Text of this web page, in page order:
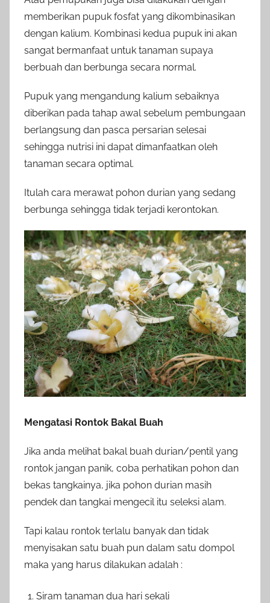
memberikan pupuk fosfat yang dikombinasikan
dengan kalium. Kombinasi kedua pupuk ini akan
sangat bermanfaat untuk tanaman supaya
berbuah dan berbunga secara normal.
Pupuk yang mengandung kalium sebaiknya
diberikan pada tahap awal sebelum pembungaan
berlangsung dan pasca persarian selesai
sehingga nutrisi ini dapat dimanfaatkan oleh
tanaman secara optimal.
Itulah cara merawat pohon durian yang sedang
berbunga sehingga tidak terjadi kerontokan.
Mengatasi Rontok Bakal Buah
Jika anda melihat bakal buah durian/pentil yang
rontok jangan panik, coba perhatikan pohon dan
bekas tangkainya, jika pohon durian masih
pendek dan tangkai mengecil itu seleksi alam.
Tapi kalau rontok terlalu banyak dan tidak
menyisakan satu buah pun dalam satu dompol
maka yang harus dilakukan adalah :
Siram tanaman dua hari sekali